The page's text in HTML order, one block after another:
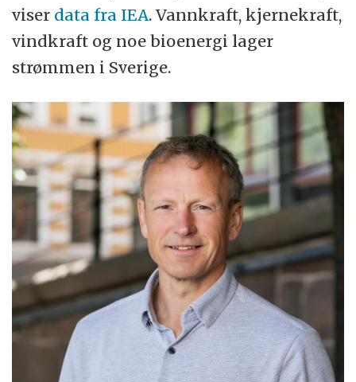
viser data fra IEA. Vannkraft, kjernekraft,
vindkraft og noe bioenergi lager
strømmen i Sverige.